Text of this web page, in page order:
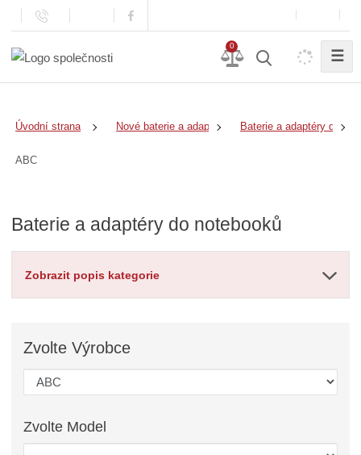
0
☰
Úvodní strana Nové baterie a adaptéry Baterie a adaptéry do
ABC
Baterie a adaptéry do notebooků
Zobrazit popis kategorie
ZvolteVýrobce
Zvolte Model